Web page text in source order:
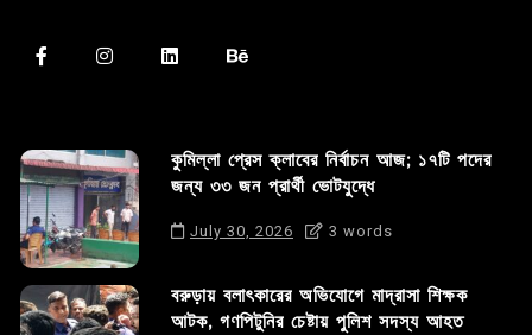
কুমিল্লা প্রেস ক্লাবের নির্বাচন আজ; ১৭টি পদের
জন্য ৩৩ জন প্রার্থী ভোটযুদ্ধে
July 30, 2026 3 words
বরুড়ায় বলাৎকারের অভিযোগে মাদ্রাসা শিক্ষক
আটক, গণপিটুনির চেষ্টায় পুলিশ সদস্য আহত